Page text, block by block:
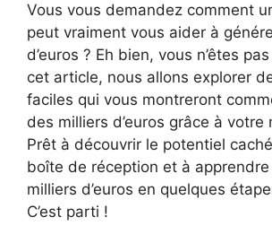
Vous vous demandez comment
peut vraiment vous aider à
d’euros ? Eh bien, vous n’êtes
cet article, nous allons explorer
faciles qui vous montreront
des milliers d’euros grâce à votre
Prêt à découvrir le potentiel
boîte de réception et à
milliers d’euros en quelques
C’est parti !